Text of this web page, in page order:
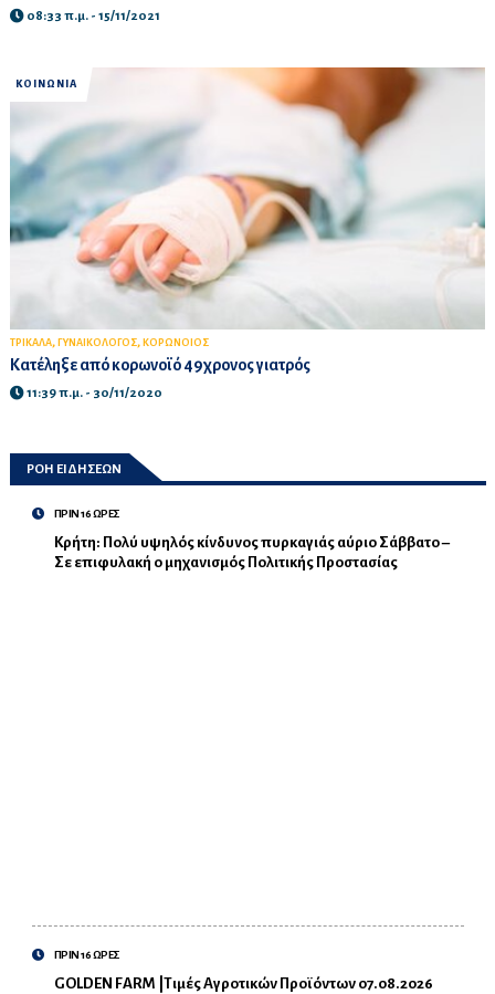
08:33 π.μ. - 15/11/2021
ΚΟΙΝΩΝΙΑ
ΤΡΙΚΑΛΑ, ΓΥΝΑΙΚΟΛΟΓΟΣ, ΚΟΡΩΝΟΙΟΣ
Κατέληξε από κορωνοϊό 49χρονος γιατρός
11:39 π.μ. - 30/11/2020
ΡΟΗ ΕΙΔΗΣΕΩΝ
ΠΡΙΝ 16 ΩΡΕΣ
Κρήτη: Πολύ υψηλός κίνδυνος πυρκαγιάς αύριο Σάββατο –
Σε επιφυλακή ο μηχανισμός Πολιτικής Προστασίας
ΠΡΙΝ 16 ΩΡΕΣ
GOLDEN FARM |Τιμές Αγροτικών Προϊόντων 07.08.2026